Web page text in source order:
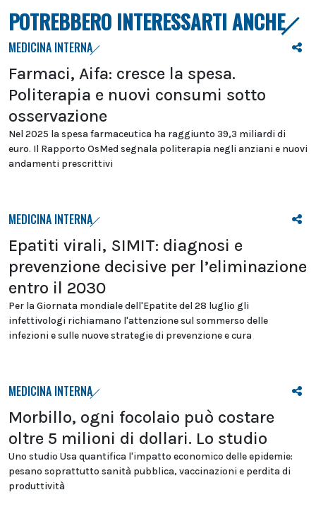
POTREBBERO INTERESSARTI ANCHE
MEDICINA INTERNA
Farmaci, Aifa: cresce la spesa.
Politerapia e nuovi consumi sotto
osservazione
Nel 2025 la spesa farmaceutica ha raggiunto 39,3 miliardi di
euro. Il Rapporto OsMed segnala politerapia negli anziani e nuovi
andamenti prescrittivi
MEDICINA INTERNA
Epatiti virali, SIMIT: diagnosi e
prevenzione decisive per l’eliminazione
entro il 2030
Per la Giornata mondiale dell'Epatite del 28 luglio gli
infettivologi richiamano l'attenzione sul sommerso delle
infezioni e sulle nuove strategie di prevenzione e cura
MEDICINA INTERNA
Morbillo, ogni focolaio può costare
oltre 5 milioni di dollari. Lo studio
Uno studio Usa quantifica l'impatto economico delle epidemie:
pesano soprattutto sanità pubblica, vaccinazioni e perdita di
produttività